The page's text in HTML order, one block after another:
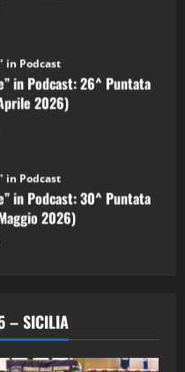
in Podcast
in Podcast: 26^ Puntata
2026)
in Podcast
in Podcast: 30^ Puntata
2026)
in Podcast: 29^ Puntata
2026)
– SICILIA